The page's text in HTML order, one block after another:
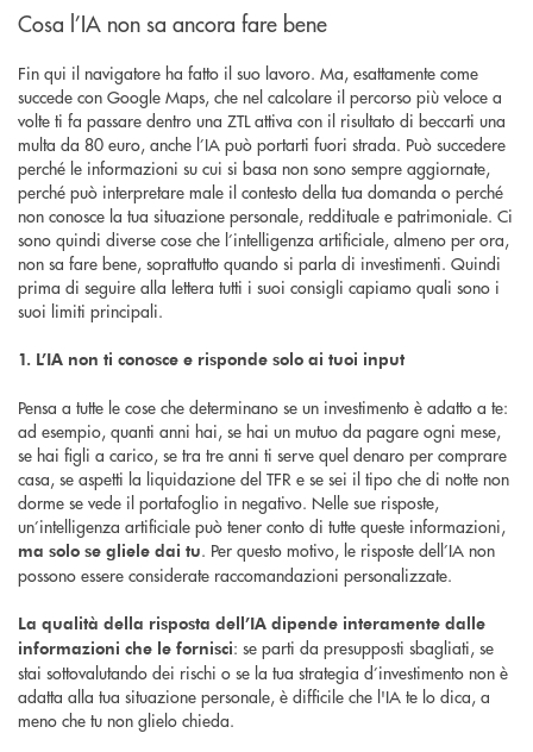
Cosa l’IA non sa ancora fare bene
Fin qui il navigatore ha fatto il suo lavoro. Ma, esattamente come
succede con Google Maps, che nel calcolare il percorso più veloce a
volte ti fa passare dentro una ZTL attiva con il risultato di beccarti una
multa da 80 euro, anche l’IA può portarti fuori strada. Può succedere
perché le informazioni su cui si basa non sono sempre aggiornate,
perché può interpretare male il contesto della tua domanda o perché
non conosce la tua situazione personale, reddituale e patrimoniale. Ci
sono quindi diverse cose che l’intelligenza artificiale, almeno per ora,
non sa fare bene, soprattutto quando si parla di investimenti. Quindi
prima di seguire alla lettera tutti i suoi consigli capiamo quali sono i
suoi limiti principali.
1. L’IA non ti conosce e risponde solo ai tuoi input
Pensa a tutte le cose che determinano se un investimento è adatto a te:
ad esempio, quanti anni hai, se hai un mutuo da pagare ogni mese,
se hai figli a carico, se tra tre anni ti serve quel denaro per comprare
casa, se aspetti la liquidazione del TFR e se sei il tipo che di notte non
dorme se vede il portafoglio in negativo. Nelle sue risposte,
un’intelligenza artificiale può tener conto di tutte queste informazioni,
ma solo se gliele dai tu. Per questo motivo, le risposte dell’IA non
possono essere considerate raccomandazioni personalizzate.
La qualità della risposta dell’IA dipende interamente dalle
informazioni che le fornisci: se parti da presupposti sbagliati, se
stai sottovalutando dei rischi o se la tua strategia d’investimento non è
adatta alla tua situazione personale, è difficile che l'IA te lo dica, a
meno che tu non glielo chieda.